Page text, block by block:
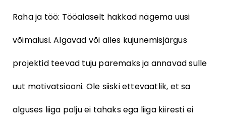
Raha ja töö: Tööalaselt hakkad nägema uusi
võimalusi. Algavad või alles kujunemisjärgus
projektid teevad tuju paremaks ja annavad sulle
uut motivatsiooni. Ole siiski ettevaatlik, et sa
alguses liiga palju ei tahaks ega liiga kiiresti ei